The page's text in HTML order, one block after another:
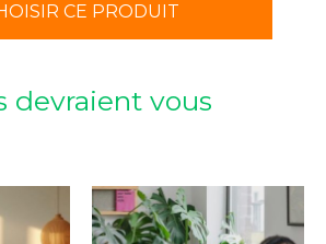
CE PRODUIT
devraient vous